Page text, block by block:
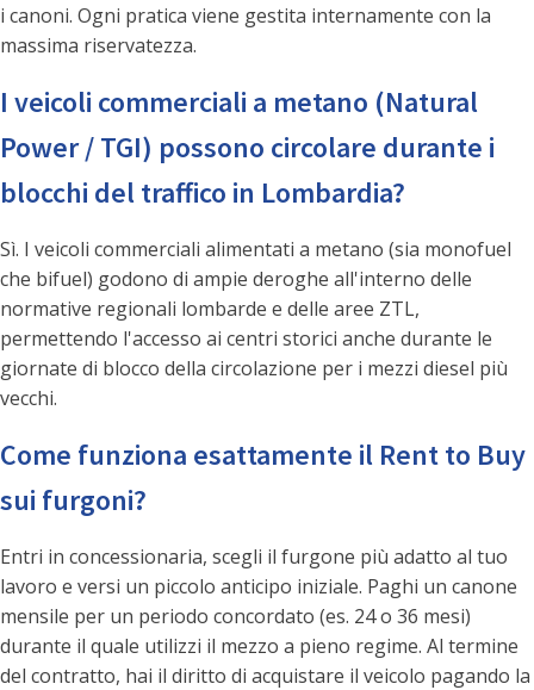
i canoni. Ogni pratica viene gestita internamente con la
massima riservatezza.
I veicoli commerciali a metano (Natural
Power / TGI) possono circolare durante i
blocchi del traffico in Lombardia?
Sì. I veicoli commerciali alimentati a metano (sia monofuel
che bifuel) godono di ampie deroghe all'interno delle
normative regionali lombarde e delle aree ZTL,
permettendo l'accesso ai centri storici anche durante le
giornate di blocco della circolazione per i mezzi diesel più
vecchi.
Come funziona esattamente il Rent to Buy
sui furgoni?
Entri in concessionaria, scegli il furgone più adatto al tuo
lavoro e versi un piccolo anticipo iniziale. Paghi un canone
mensile per un periodo concordato (es. 24 o 36 mesi)
durante il quale utilizzi il mezzo a pieno regime. Al termine
del contratto, hai il diritto di acquistare il veicolo pagando la